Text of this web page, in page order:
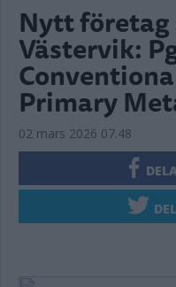
Nytt
Västervik:
Primary
02 mars 2026 07.48